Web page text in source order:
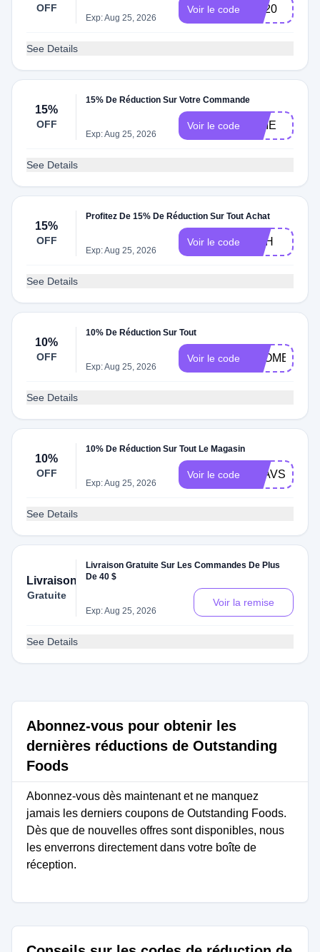
OFF
Exp: Aug 25, 2026
Voir le code VE20
See Details
15%
OFF
15% De Réduction Sur Votre Commande
Exp: Aug 25, 2026
Voir le code NNIE
See Details
15%
OFF
Profitez De 15% De Réduction Sur Tout Achat
Exp: Aug 25, 2026
Voir le code LITH
See Details
10%
OFF
10% De Réduction Sur Tout
Exp: Aug 25, 2026
Voir le code LCOME
See Details
10%
OFF
10% De Réduction Sur Tout Le Magasin
Exp: Aug 25, 2026
Voir le code EFAVS10
See Details
Livraison
Gratuite
Livraison Gratuite Sur Les Commandes De Plus
De 40 $
Exp: Aug 25, 2026
Voir la remise
See Details
Abonnez-vous pour obtenir les
dernières réductions de Outstanding
Foods
Abonnez-vous dès maintenant et ne manquez
jamais les derniers coupons de Outstanding Foods.
Dès que de nouvelles offres sont disponibles, nous
les enverrons directement dans votre boîte de
réception.